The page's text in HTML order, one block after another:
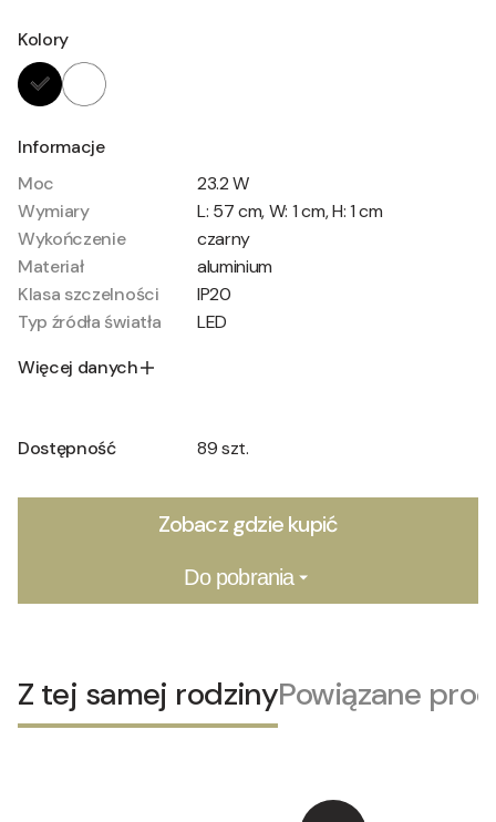
Kolory
Informacje
Moc
23.2 W
Wymiary
L: 57 cm, W: 1 cm, H: 1 cm
Wykończenie
czarny
Materiał
aluminium
Klasa szczelności
IP20
Typ źródła światła
LED
Więcej danych
Dostępność 89 szt.
Zobacz gdzie kupić
Do pobrania
Z tej samej rodzinyPowiązane